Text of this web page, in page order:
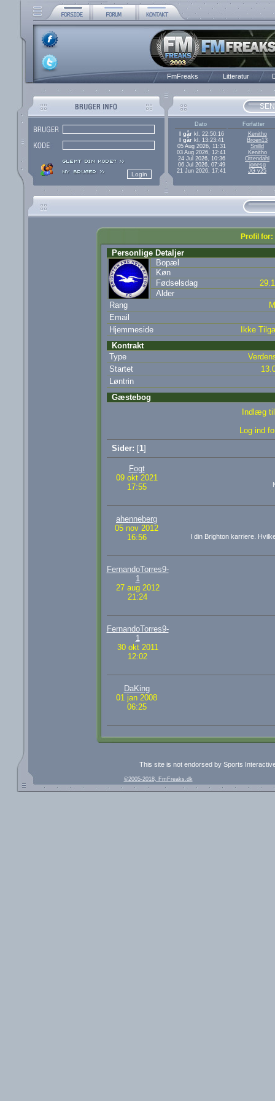
FmFreaks Litteratur
Dato
Forfatter
I gårkl. 22:50:16
Kenitho
I gårkl. 13:23:41
Broen13
05 Aug 2026, 11:31
Snilld
03 Aug 2026, 12:41
Kenitho
24 Jul 2026, 10:36
Ottendahl
06 Jul 2026, 07:49
jonesg
21 Jun 2026, 17:41
JG v25
Profil for:
Personlige Detaljer
Bopæl
Køn
Fødselsdag
Alder
Rang
Email
Hjemmeside
Ikke
Kontrakt
Type
Startet
Løntrin
Gæstebog
Indlæg
Log ind
Sider: [1]
Fogt
09 okt 2021
17:55
ahenneberg
05 nov 2012
16:56
I din Brighton karriere.
FernandoTorres9-
1
27 aug 2012
21:24
FernandoTorres9-
1
30 okt 2011
12:02
DaKing
01 jan 2008
06:25
This site is not endorsed by Sports
©2005-2018, FmFreaks.dk